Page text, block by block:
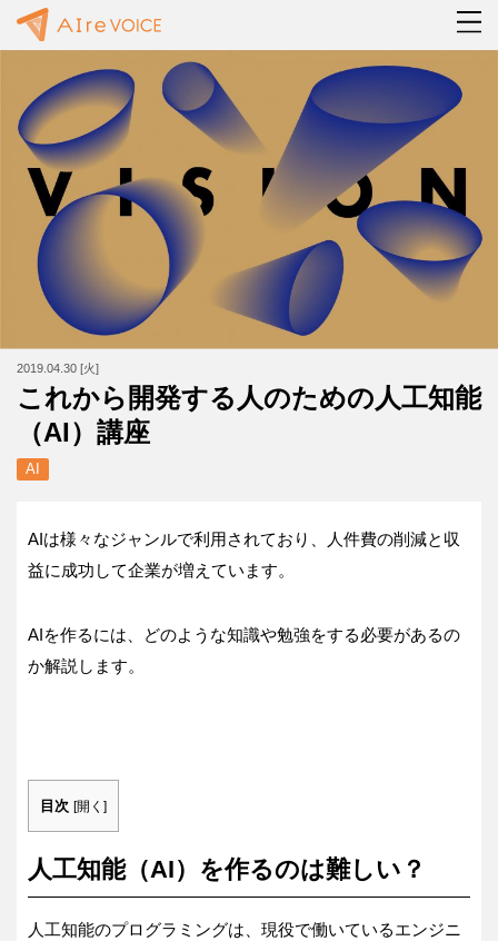
2019.04.30 [火]
これから開発する人のための人工知能
（AI）講座
AI
AIは様々なジャンルで利用されており、人件費の削減と収
益に成功して企業が増えています。
AIを作るには、どのような知識や勉強をする必要があるの
か解説します。
目次 [開く ]
人工知能（AI）を作るのは難しい？
人工知能のプログラミングは、現役で働いているエンジニ